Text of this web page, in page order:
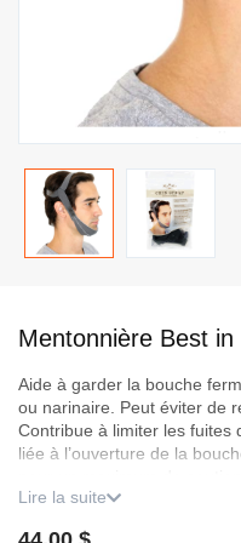
début
la
Galerie
d’images
Mentonnière Best in
Aide à garder la bouche
ou narinaire. Peut éviter de
Contribue à limiter les fuites
liée à l’ouverture de la
Lire la suite